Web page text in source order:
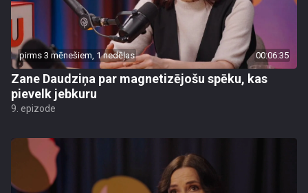
pirms 3 mēnešiem, 1 nedēļas 00:06:35
Zane Daudziņa par magnetizējošu spēku, kas
pievelk jebkuru
9. epizode